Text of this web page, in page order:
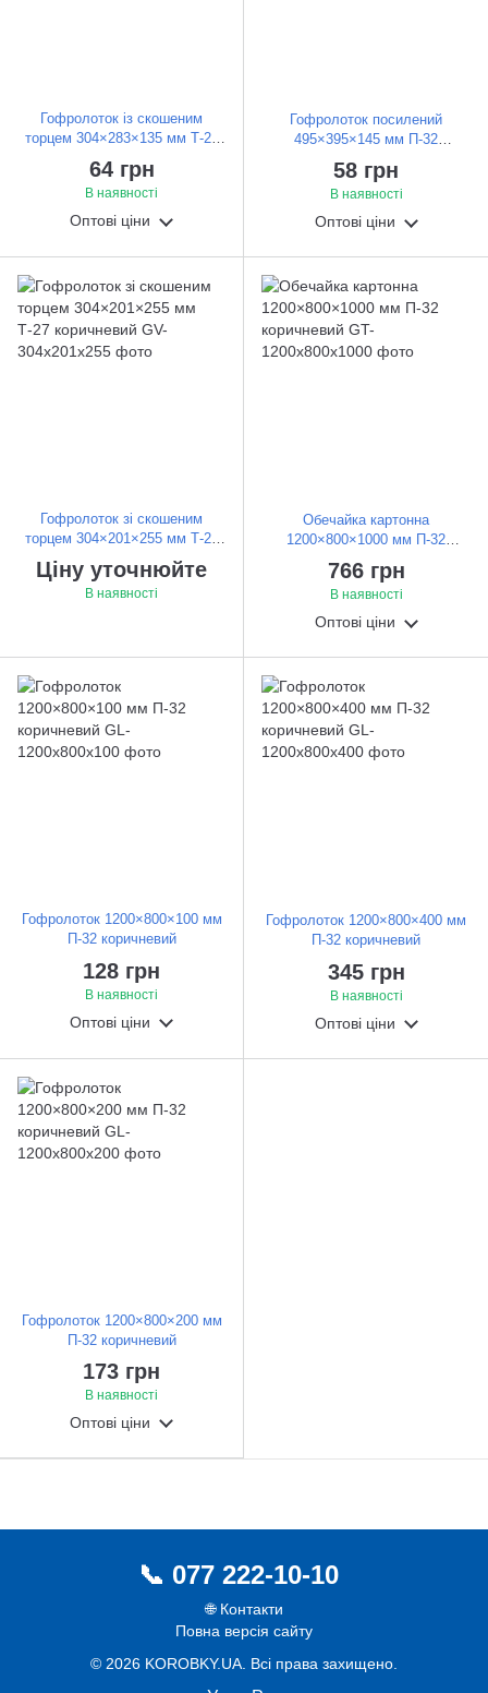
Гофролоток із скошеним
торцем 304×283×135 мм Т-27
коричневий
64 грн
В наявності
Оптові ціни
Гофролоток посилений
495×395×145 мм П-32
коричневий
58 грн
В наявності
Оптові ціни
Гофролоток зі скошеним
торцем 304×201×255 мм Т-27
Ціну уточнюйте
В наявності
Обечайка картонна
1200×800×1000 мм П-32
коричневий
766 грн
В наявності
Оптові ціни
Гофролоток 1200×800×100 мм
П-32 коричневий
128 грн
В наявності
Оптові ціни
Гофролоток 1200×800×400 мм
П-32 коричневий
345 грн
В наявності
Оптові ціни
Гофролоток 1200×800×200 мм
П-32 коричневий
173 грн
В наявності
Оптові ціни
077 222-10-10
🌐 Контакти
Повна версія сайту
© 2026 KOROBKY.UA. Всі права захищено.